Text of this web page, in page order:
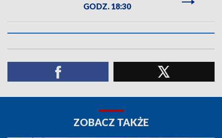
GODZ. 18:30
ZOBACZ TAKŻE